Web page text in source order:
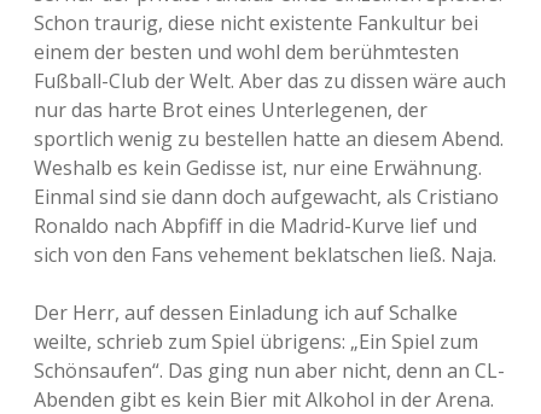
Schon traurig, diese nicht existente Fankultur bei
einem der besten und wohl dem berühmtesten
Fußball-Club der Welt. Aber das zu dissen wäre auch
nur das harte Brot eines Unterlegenen, der
sportlich wenig zu bestellen hatte an diesem Abend.
Weshalb es kein Gedisse ist, nur eine Erwähnung.
Einmal sind sie dann doch aufgewacht, als Cristiano
Ronaldo nach Abpfiff in die Madrid-Kurve lief und
sich von den Fans vehement beklatschen ließ. Naja.
Der Herr, auf dessen Einladung ich auf Schalke
weilte, schrieb zum Spiel übrigens: „Ein Spiel zum
Schönsaufen“. Das ging nun aber nicht, denn an CL-
Abenden gibt es kein Bier mit Alkohol in der Arena.